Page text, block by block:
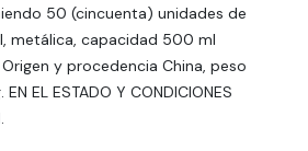
50 (cincuenta) unidades de
metálica, capacidad 500 ml
y procedencia China, peso
EL ESTADO Y CONDICIONES